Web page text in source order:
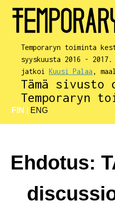
Temporaryn toiminta
syyskuusta 2016 -
jatkoiKuusi Palaa ,
Tämä sivusto
Temporaryn
FIN ENG
Ehdotus: